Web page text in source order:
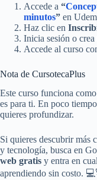
Accede a “
minutos” en
Haz clic en
Inicia sesión o
Accede al curso
Nota de CursotecaPlus
Este curso funciona
es para ti. En poco
quieres profundizar.
Si quieres descubrir más
y tecnología, busca en
web gratis y entra en
aprendiendo sin costo.